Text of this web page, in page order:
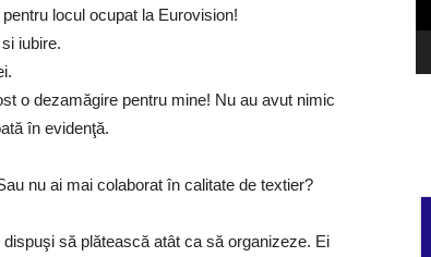
locul ocupat la Eurovision!
iubire.
o dezamăgire pentru mine! Nu au avut nimic
în evidenţă.
nu ai mai colaborat în calitate de textier?
să plătească atât ca să organizeze. Ei